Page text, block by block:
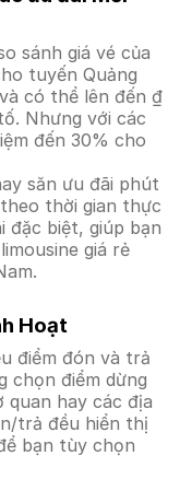
sánh giá vé của
tuyến Quảng
có thể lên đến ₫
Nhưng với các
đến 30% cho
săn ưu đãi phút
thời gian thực
đặc biệt, giúp bạn
giá rẻ
Hoạt
điểm đón và trả
chọn điểm dừng
hay các địa
trả đều hiển thị
bạn tùy chọn